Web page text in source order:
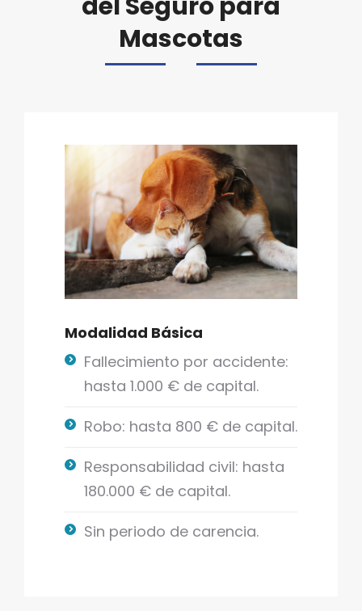
Mascotas
Modalidad Básica
Fallecimiento por accidente:
hasta 1.000 € de capital​.
Robo: hasta 800 € de capital.
Responsabilidad civil: hasta
180.000 € de capital.
Sin periodo de carencia.